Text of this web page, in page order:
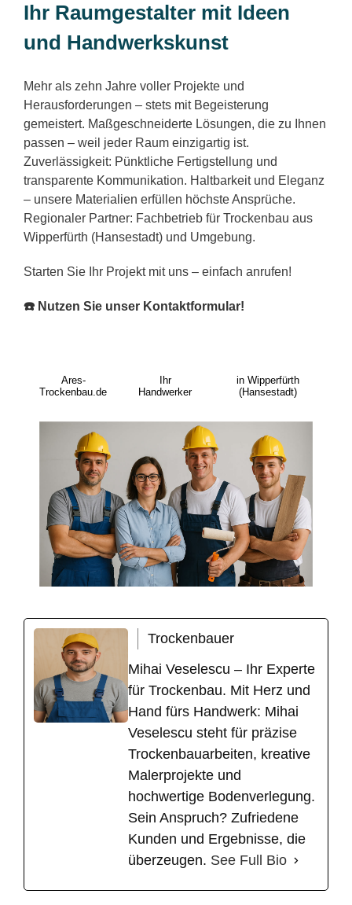
Ihr Raumgestalter mit Ideen
und Handwerkskunst
Mehr als zehn Jahre voller Projekte und
Herausforderungen – stets mit Begeisterung
gemeistert. Maßgeschneiderte Lösungen, die zu Ihnen
passen – weil jeder Raum einzigartig ist.
Zuverlässigkeit: Pünktliche Fertigstellung und
transparente Kommunikation. Haltbarkeit und Eleganz
– unsere Materialien erfüllen höchste Ansprüche.
Regionaler Partner: Fachbetrieb für Trockenbau aus
Wipperfürth (Hansestadt) und Umgebung.
Starten Sie Ihr Projekt mit uns – einfach anrufen!
☎️ Nutzen Sie unser Kontaktformular!
Ares-
Trockenbau.de
Ihr
Handwerker
in Wipperfürth
(Hansestadt)
Trockenbauer
Mihai Veselescu – Ihr Experte
für Trockenbau. Mit Herz und
Hand fürs Handwerk: Mihai
Veselescu steht für präzise
Trockenbauarbeiten, kreative
Malerprojekte und
hochwertige Bodenverlegung.
Sein Anspruch? Zufriedene
Kunden und Ergebnisse, die
überzeugen. See Full Bio